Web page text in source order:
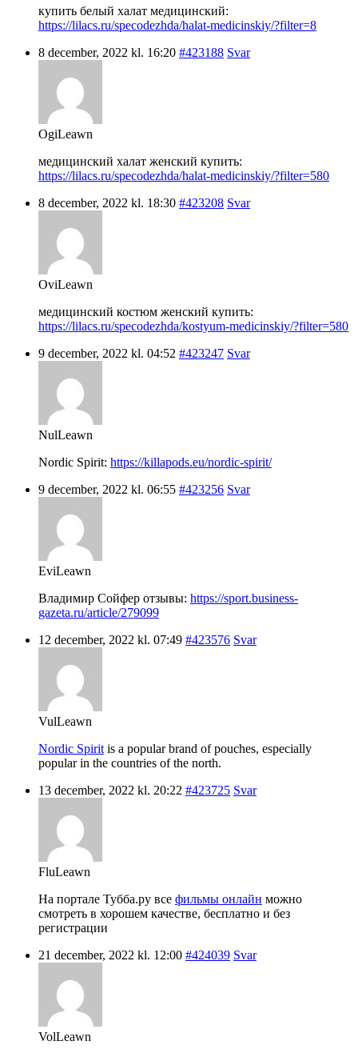
купить белый халат медицинский:
https://lilacs.ru/specodezhda/halat-medicinskiy/?filter=8
8 december, 2022 kl. 16:20 #423188 Svar
OgiLeawn
медицинский халат женский купить:
https://lilacs.ru/specodezhda/halat-medicinskiy/?filter=580
8 december, 2022 kl. 18:30 #423208 Svar
OviLeawn
медицинский костюм женский купить:
https://lilacs.ru/specodezhda/kostyum-medicinskiy/?filter=580
9 december, 2022 kl. 04:52 #423247 Svar
NulLeawn
Nordic Spirit: https://killapods.eu/nordic-spirit/
9 december, 2022 kl. 06:55 #423256 Svar
EviLeawn
Владимир Сойфер отзывы: https://sport.business-
gazeta.ru/article/279099
12 december, 2022 kl. 07:49 #423576 Svar
VulLeawn
Nordic Spirit is a popular brand of pouches, especially
popular in the countries of the north.
13 december, 2022 kl. 20:22 #423725 Svar
FluLeawn
На портале Тубба.ру все фильмы онлайн можно
смотреть в хорошем качестве, бесплатно и без
регистрации
21 december, 2022 kl. 12:00 #424039 Svar
VolLeawn